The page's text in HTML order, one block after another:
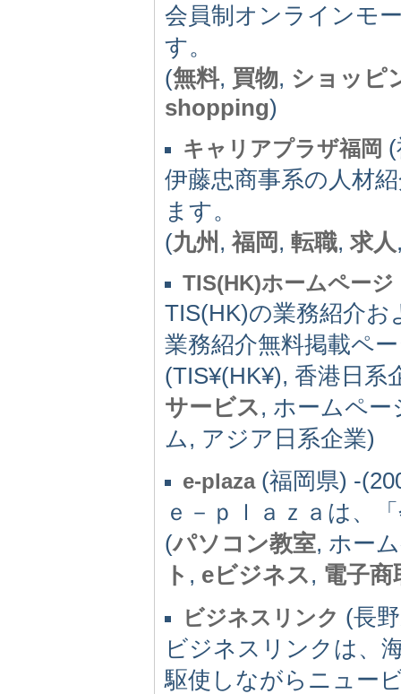
会員制オンラインモ
す。
(無料, 買物, ショッピ
shopping)
キャリアプラザ福岡
伊藤忠商事系の人材
ます。
(九州 ,福岡 , 転職,求人
TIS(HK)ホームページ
TIS(HK)の業務紹介
業務紹介無料掲載ペ
(TIS¥(HK¥), 香港日
サービス, ホームペ
ム, アジア日系企業)
e-plaza(福岡県) -
ｅ－ｐｌａｚａは、
(パソコン教室, ホー
ト , eビジネス, 電子商
ビジネスリンク (長
ビジネスリンクは、
駆使しながらニュー